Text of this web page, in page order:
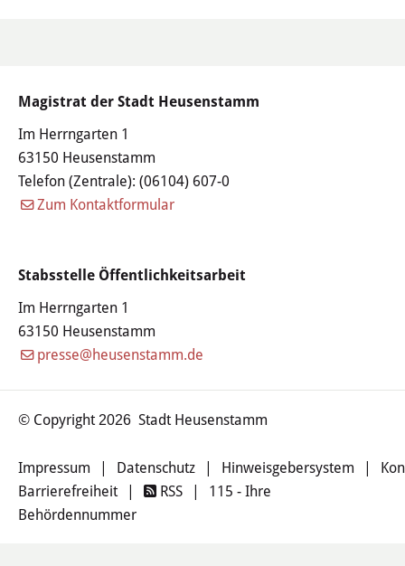
Magistrat der Stadt Heusenstamm
Im Herrngarten 1
63150 Heusenstamm
Telefon (Zentrale): (06104) 607-0
Zum Kontaktformular
Stabsstelle Öffentlichkeitsarbeit
Im Herrngarten 1
63150 Heusenstamm
presse@heusenstamm.de
© Copyright 2026 Stadt Heusenstamm
Impressum | Datenschutz | Hinweisgebersystem |
Barrierefreiheit
| RSS |
115 - Ihre
Behördennummer
Detail
Öffentliche Bekanntmachungen
Publikationen
Videos & Podcasts
Stadtplan
Tourismus
Sehenswürdigkeiten